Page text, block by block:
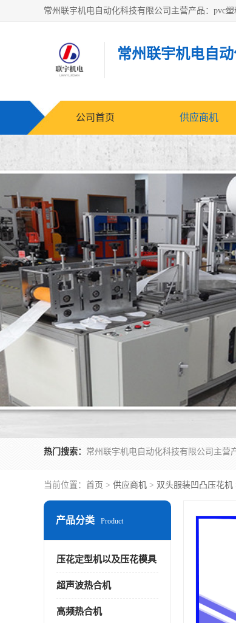
常州联宇机电自
公司首页 供应商机
热门搜索：
当前位置： 首页 > 供应商机 > 双头服装凹凸压花机
产品分类 Product
压花定型机以及压花模具
超声波热合机
高频热合机